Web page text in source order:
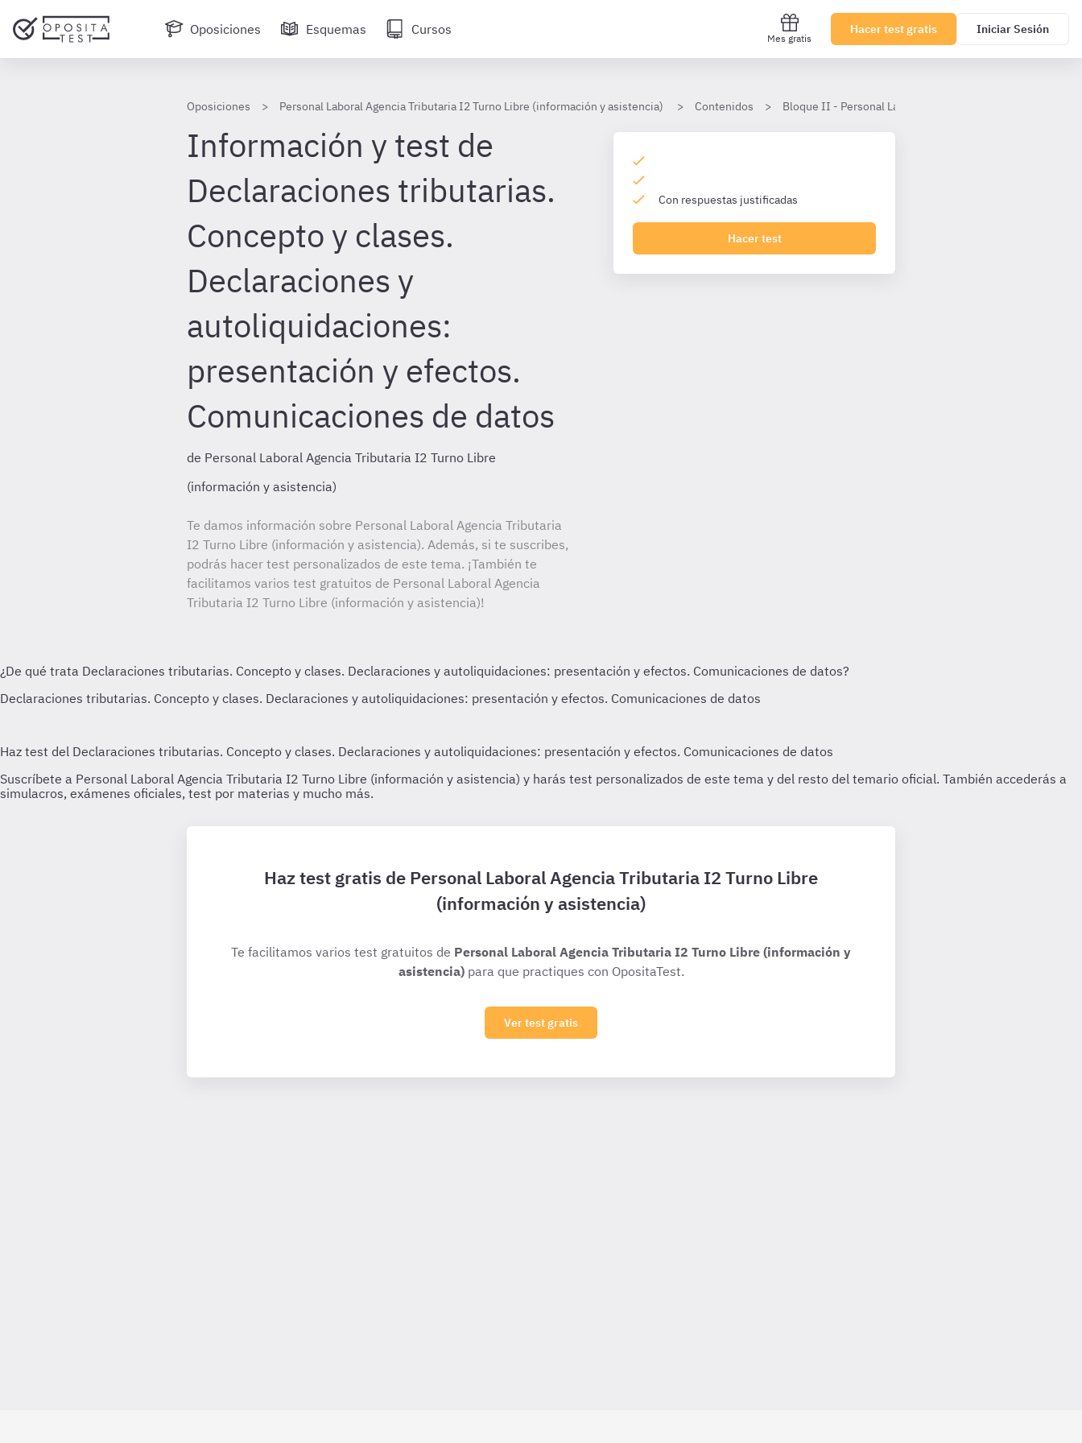
Oposiciones Esquemas Cursos
Mes gratis
Hacer test gratis Iniciar Sesión
Oposiciones Personal Laboral Agencia Tributaria I2 Turno Libre (información y asistencia) Contenidos Bloque II - Personal Laboral Agencia Tributaria I2 Turno
Información y test de
Declaraciones tributarias.
Concepto y clases.
Declaraciones y
autoliquidaciones:
presentación y efectos.
Comunicaciones de datos
de Personal Laboral Agencia Tributaria I2 Turno Libre
(información y asistencia)
Te damos información sobre Personal Laboral Agencia Tributaria
I2 Turno Libre (información y asistencia). Además, si te suscribes,
podrás hacer test personalizados de este tema. ¡También te
facilitamos varios test gratuitos de Personal Laboral Agencia
Tributaria I2 Turno Libre (información y asistencia)!
Con respuestas justificadas
Hacer test
Haz test gratis de Personal Laboral Agencia Tributaria I2 Turno Libre
(información y asistencia)
Te facilitamos varios test gratuitos de Personal Laboral Agencia Tributaria I2 Turno Libre (información y
asistencia)para que practiques con OpositaTest.
Ver test gratis